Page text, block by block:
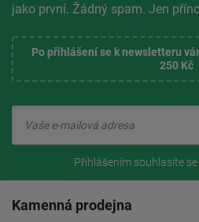
jako první. Žádný spam. Jen
Po přihlášení se k newsletteru
250 Kč
Přihlášením souhlasíte se
Kamenná prodejna